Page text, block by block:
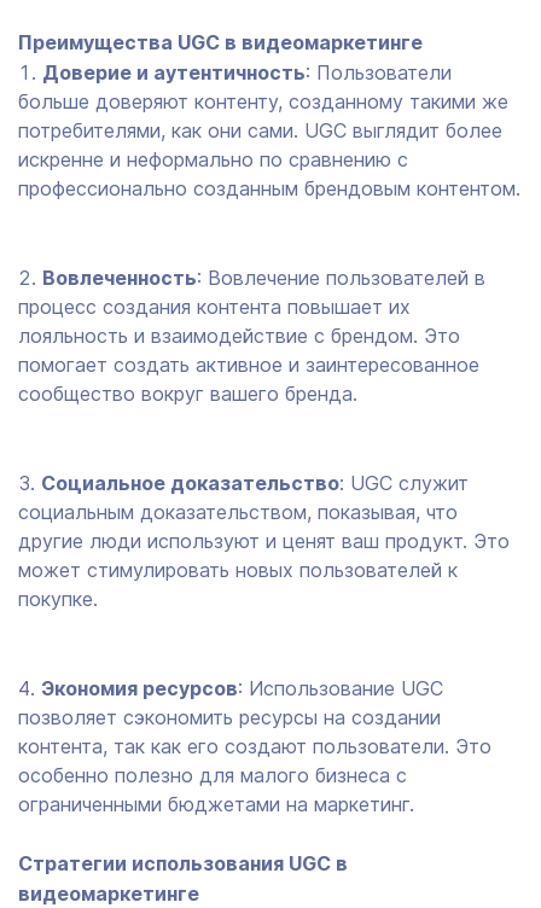
Преимущества UGC в видеомаркетинге
Доверие и аутентичность: Пользователи
больше доверяют контенту, созданному такими же
потребителями, как они сами. UGC выглядит более
искренне и неформально по сравнению с
профессионально созданным брендовым контентом.
Вовлеченность: Вовлечение пользователей в
процесс создания контента повышает их
лояльность и взаимодействие с брендом. Это
помогает создать активное и заинтересованное
сообщество вокруг вашего бренда.
Социальное доказательство: UGC служит
социальным доказательством, показывая, что
другие люди используют и ценят ваш продукт. Это
может стимулировать новых пользователей к
покупке.
Экономия ресурсов: Использование UGC
позволяет сэкономить ресурсы на создании
контента, так как его создают пользователи. Это
особенно полезно для малого бизнеса с
ограниченными бюджетами на маркетинг.
Стратегии использования UGC в
видеомаркетинге